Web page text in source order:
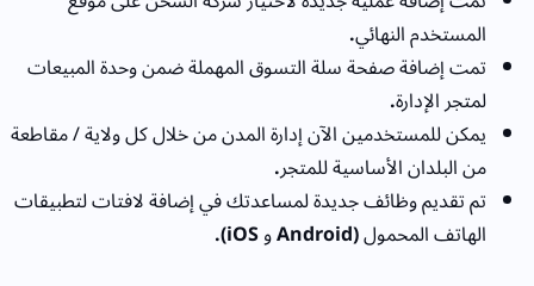
المستخدم النهائي.
تمت إضافة صفحة سلة التسوق المهملة ضمن وحدة المبيعات
لمتجر الإدارة.
يمكن للمستخدمين الآن إدارة المدن من خلال كل ولاية / مقاطعة
من البلدان الأساسية للمتجر.
تم تقديم وظائف جديدة لمساعدتك في إضافة لافتات لتطبيقات
الهاتف المحمول(Android و